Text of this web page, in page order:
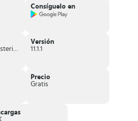
medida que vas comprando los artículos.
la ropa a precios muy económicos
armario, no lo dudes más, esta app es
de SHEIN –
catalogo en tendencias, esta tienda
de 200 novedades cada día
Consíguelo en
4.2 y versiones posteriores
Versión
11.1.1
Precio
Gratis